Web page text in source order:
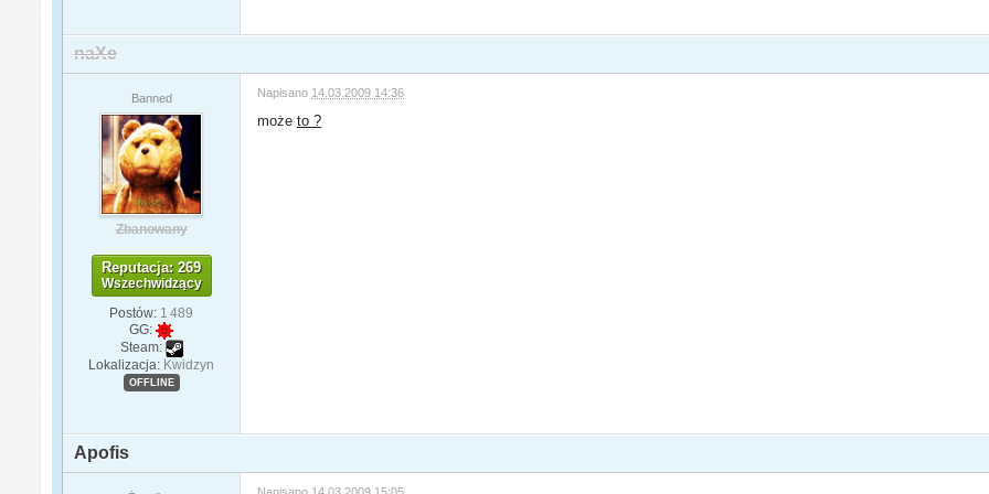
naXe
Banned
Zbanowany
Reputacja: 269
Wszechwidzący
Postów: 1 489
GG:
Steam:
Lokalizacja: Kwidzyn
OFFLINE
Napisano 14.03.2009 14:36
możeto ?
Apofis
Napisano 14.03.2009 15:05